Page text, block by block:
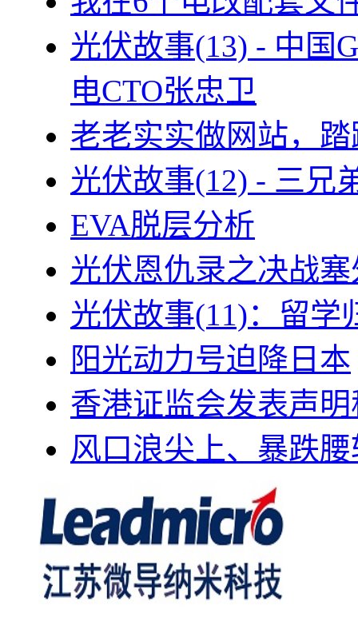
光伏故事(13) - 中国
电CTO张忠卫
老老实实做网站，
光伏故事(12) - 三兄
EVA脱层分析
光伏恩仇录之决战
光伏故事(11)：留学
阳光动力号迫降日本
香港证监会发表声
风口浪尖上、暴跌